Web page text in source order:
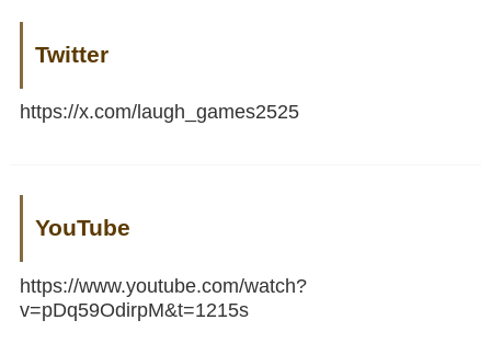
Twitter
https://x.com/laugh_games2525
YouTube
https://www.youtube.com/watch?
v=pDq59OdirpM&t=1215s